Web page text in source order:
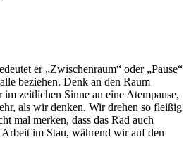
er „Zwischenraum“ oder „Pause“
beziehen. Denk an den Raum
zeitlichen Sinne an eine Atempause,
als wir denken. Wir drehen so fleißig
mal merken, dass das Rad auch
im Stau, während wir auf den